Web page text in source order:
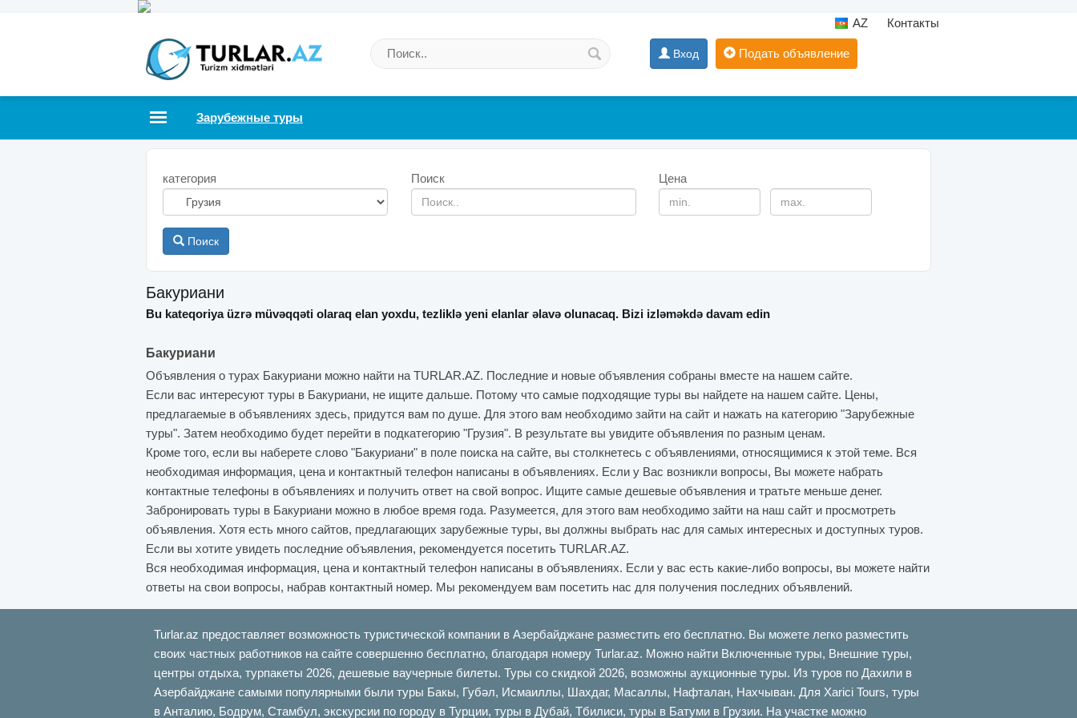
AZ Контакты
Вход Подать объявление
Зарубежные туры
категория Поиск Цена
Поиск
Бакуриани
Bu kateqoriya üzrə müvəqqəti olaraq elan yoxdu, tezliklə yeni elanlar əlavə olunacaq. Bizi izləməkdə davam edin
Бакуриани
Объявления о турах Бакуриани можно найти на TURLAR.AZ. Последние и новые объявления собраны вместе на нашем сайте.
Если вас интересуют туры в Бакуриани, не ищите дальше. Потому что самые подходящие туры вы найдете на нашем сайте. Цены,
предлагаемые в объявлениях здесь, придутся вам по душе. Для этого вам необходимо зайти на сайт и нажать на категорию "Зарубежные
туры". Затем необходимо будет перейти в подкатегорию "Грузия". В результате вы увидите объявления по разным ценам.
Кроме того, если вы наберете слово "Бакуриани" в поле поиска на сайте, вы столкнетесь с объявлениями, относящимися к этой теме. Вся
необходимая информация, цена и контактный телефон написаны в объявлениях. Если у Вас возникли вопросы, Вы можете набрать
контактные телефоны в объявлениях и получить ответ на свой вопрос. Ищите самые дешевые объявления и тратьте меньше денег.
Забронировать туры в Бакуриани можно в любое время года. Разумеется, для этого вам необходимо зайти на наш сайт и просмотреть
объявления. Хотя есть много сайтов, предлагающих зарубежные туры, вы должны выбрать нас для самых интересных и доступных туров.
Если вы хотите увидеть последние объявления, рекомендуется посетить TURLAR.AZ.
Вся необходимая информация, цена и контактный телефон написаны в объявлениях. Если у вас есть какие-либо вопросы, вы можете найти
ответы на свои вопросы, набрав контактный номер. Мы рекомендуем вам посетить нас для получения последних объявлений.
Turlar.az предоставляет возможность туристической компании в Азербайджане разместить его бесплатно. Вы можете легко разместить
своих частных работников на сайте совершенно бесплатно, благодаря номеру Turlar.az. Можно найти Включенные туры, Внешние туры,
центры отдыха, турпакеты 2026, дешевые ваучерные билеты. Туры со скидкой 2026, возможны аукционные туры. Из туров по Дахили в
Азербайджане самыми популярными были туры Бакы, Губəл, Исмаиллы, Шахдаг, Масаллы, Нафталан, Нахчыван. Для Xarici Tours, туры
в Анталию, Бодрум, Стамбул, экскурсии по городу в Турции, туры в Дубай, Тбилиси, туры в Батуми в Грузии. На участке можно